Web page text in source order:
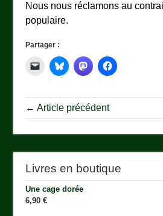
Nous nous réclamons au
populaire.
Partager :
← Article précédent
Livres en boutique
Une cage dorée
6,90€